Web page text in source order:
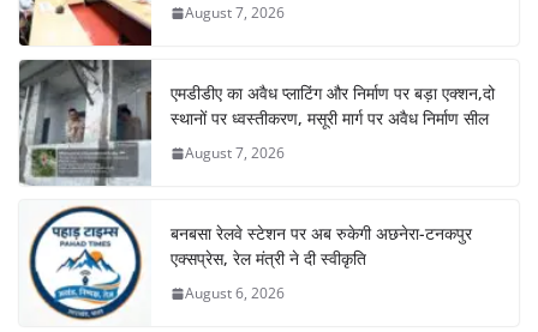
August 7, 2026
एमडीडीए का अवैध प्लाटिंग और निर्माण पर बड़ा एक्शन,दो
स्थानों पर ध्वस्तीकरण, मसूरी मार्ग पर अवैध निर्माण सील
August 7, 2026
बनबसा रेलवे स्टेशन पर अब रुकेगी अछनेरा-टनकपुर
एक्सप्रेस, रेल मंत्री ने दी स्वीकृति
August 6, 2026